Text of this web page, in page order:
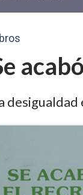
desigualdad